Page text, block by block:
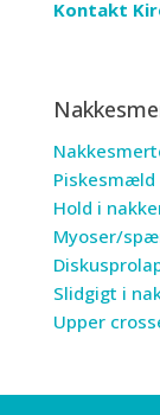
Kontakt
Piskesmæld
Hold i
Myoser/
Slidgigt i
Upper